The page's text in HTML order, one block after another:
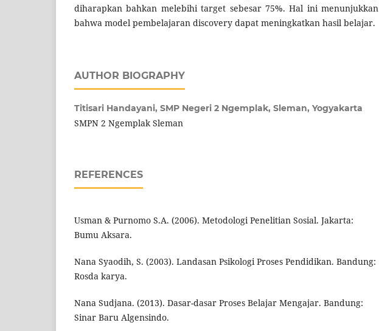
diharapkan bahkan melebihi target sebesar 75%. Hal ini menunjukkan
bahwa model pembelajaran discovery dapat meningkatkan hasil belajar.
AUTHOR BIOGRAPHY
Titisari Handayani, SMP Negeri 2 Ngemplak, Sleman, Yogyakarta
SMPN 2 Ngemplak Sleman
REFERENCES
Usman & Purnomo S.A. (2006). Metodologi Penelitian Sosial. Jakarta:
Bumu Aksara.
Nana Syaodih, S. (2003). Landasan Psikologi Proses Pendidikan. Bandung:
Rosda karya.
Nana Sudjana. (2013). Dasar-dasar Proses Belajar Mengajar. Bandung:
Sinar Baru Algensindo.